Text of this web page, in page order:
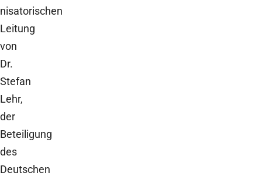
nisatorischen
Leitung
von
Dr.
Stefan
Lehr,
der
Beteiligung
des
Deutschen